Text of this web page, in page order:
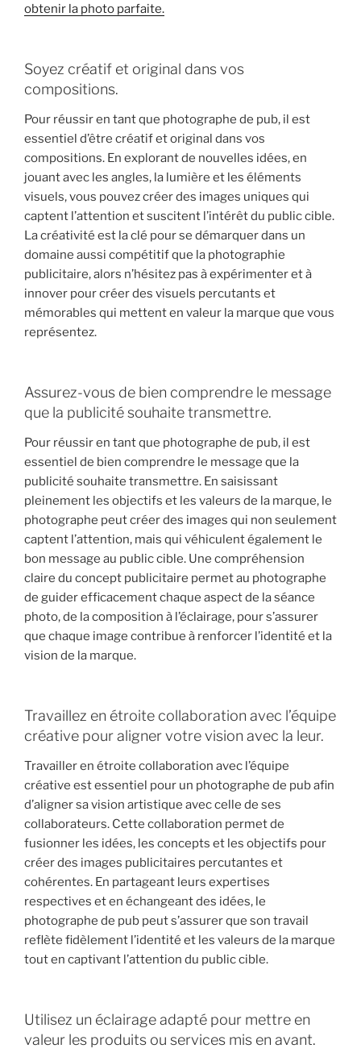
obtenir la photo parfaite.
Soyez créatif et original dans vos
compositions.
Pour réussir en tant que photographe de pub, il est
essentiel d’être créatif et original dans vos
compositions. En explorant de nouvelles idées, en
jouant avec les angles, la lumière et les éléments
visuels, vous pouvez créer des images uniques qui
captent l’attention et suscitent l’intérêt du public cible.
La créativité est la clé pour se démarquer dans un
domaine aussi compétitif que la photographie
publicitaire, alors n’hésitez pas à expérimenter et à
innover pour créer des visuels percutants et
mémorables qui mettent en valeur la marque que vous
représentez.
Assurez-vous de bien comprendre le message
que la publicité souhaite transmettre.
Pour réussir en tant que photographe de pub, il est
essentiel de bien comprendre le message que la
publicité souhaite transmettre. En saisissant
pleinement les objectifs et les valeurs de la marque, le
photographe peut créer des images qui non seulement
captent l’attention, mais qui véhiculent également le
bon message au public cible. Une compréhension
claire du concept publicitaire permet au photographe
de guider efficacement chaque aspect de la séance
photo, de la composition à l’éclairage, pour s’assurer
que chaque image contribue à renforcer l’identité et la
vision de la marque.
Travaillez en étroite collaboration avec l’équipe
créative pour aligner votre vision avec la leur.
Travailler en étroite collaboration avec l’équipe
créative est essentiel pour un photographe de pub afin
d’aligner sa vision artistique avec celle de ses
collaborateurs. Cette collaboration permet de
fusionner les idées, les concepts et les objectifs pour
créer des images publicitaires percutantes et
cohérentes. En partageant leurs expertises
respectives et en échangeant des idées, le
photographe de pub peut s’assurer que son travail
reflète fidèlement l’identité et les valeurs de la marque
tout en captivant l’attention du public cible.
Utilisez un éclairage adapté pour mettre en
valeur les produits ou services mis en avant.